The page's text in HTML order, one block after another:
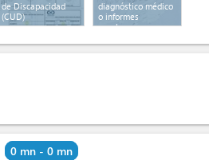
de Discapacidad
(CUD)
diagnóstico médico
o informes
escolares.
0 mn - 0 mn